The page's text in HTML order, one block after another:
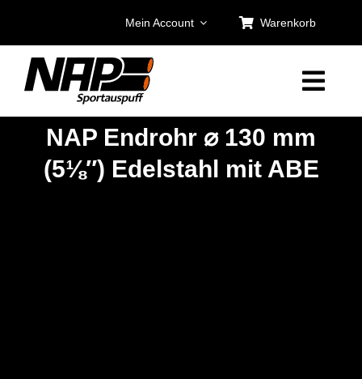
springen
Mein Account Warenkorb
NAP Endrohr ⌀ 130 mm
(5⅛″) Edelstahl mit ABE